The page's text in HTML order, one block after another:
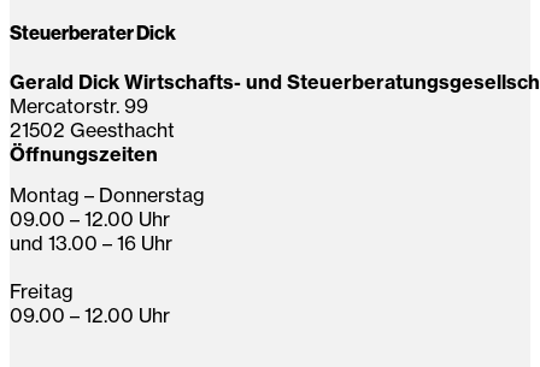
Steuerberater Dick
Gerald Dick Wirtschafts- und
Mercatorstr. 99
21502 Geesthacht
Öffnungszeiten
Montag – Donnerstag
09.00 – 12.00 Uhr
und 13.00 – 16 Uhr
Freitag
09.00 – 12.00 Uhr